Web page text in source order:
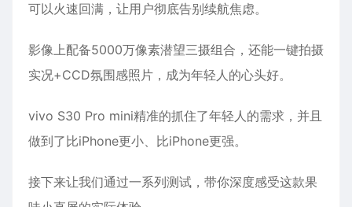
可以火速回满，让用户彻底告别续航焦虑。
影像上配备5000万像素潜望三摄组合，还能一键拍摄
实况+CCD氛围感照片，成为年轻人的心头好。
vivo S30 Pro mini精准的抓住了年轻人的需求，并且
做到了比iPhone更小、比iPhone更强。
接下来让我们通过一系列测试，带你深度感受这款果